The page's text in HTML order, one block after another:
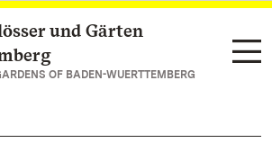
pageund Gärten
OF BADEN-WUERTTEMBERG